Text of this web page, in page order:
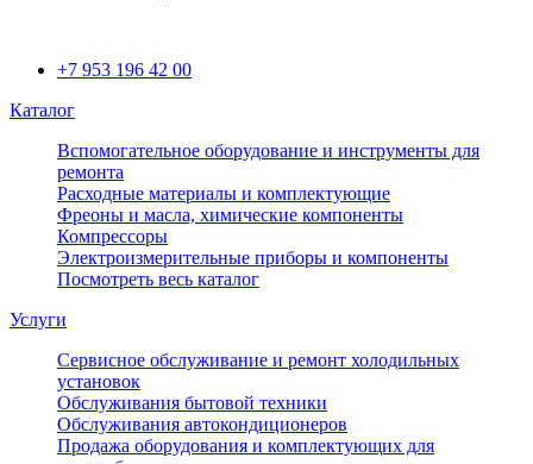
+7 953 196 42 00
Каталог
Вспомогательное оборудование и инструменты для
ремонта
Расходные материалы и комплектующие
Фреоны и масла, химические компоненты
Компрессоры
Электроизмерительные приборы и компоненты
Посмотреть весь каталог
Услуги
Сервисное обслуживание и ремонт холодильных
установок
Обслуживания бытовой техники
Обслуживания автокондиционеров
Продажа оборудования и комплектующих для